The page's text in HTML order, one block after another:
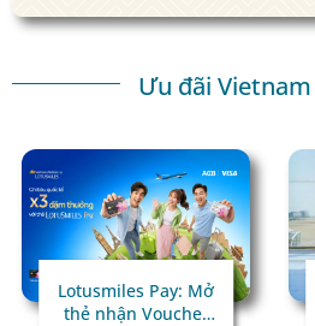
Ưu đãi
Lotusmiles Pay: Mở
thẻ nhận Voucher